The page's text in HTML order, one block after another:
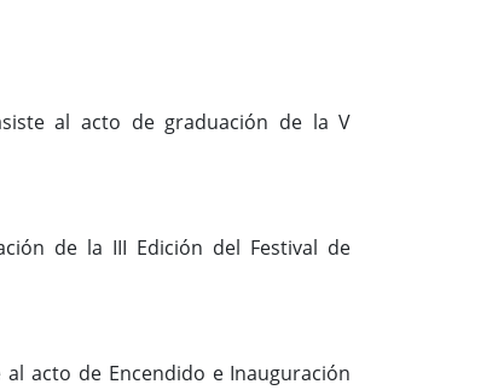
al acto de graduación de la V
de la III Edición del Festival de
acto de Encendido e Inauguración